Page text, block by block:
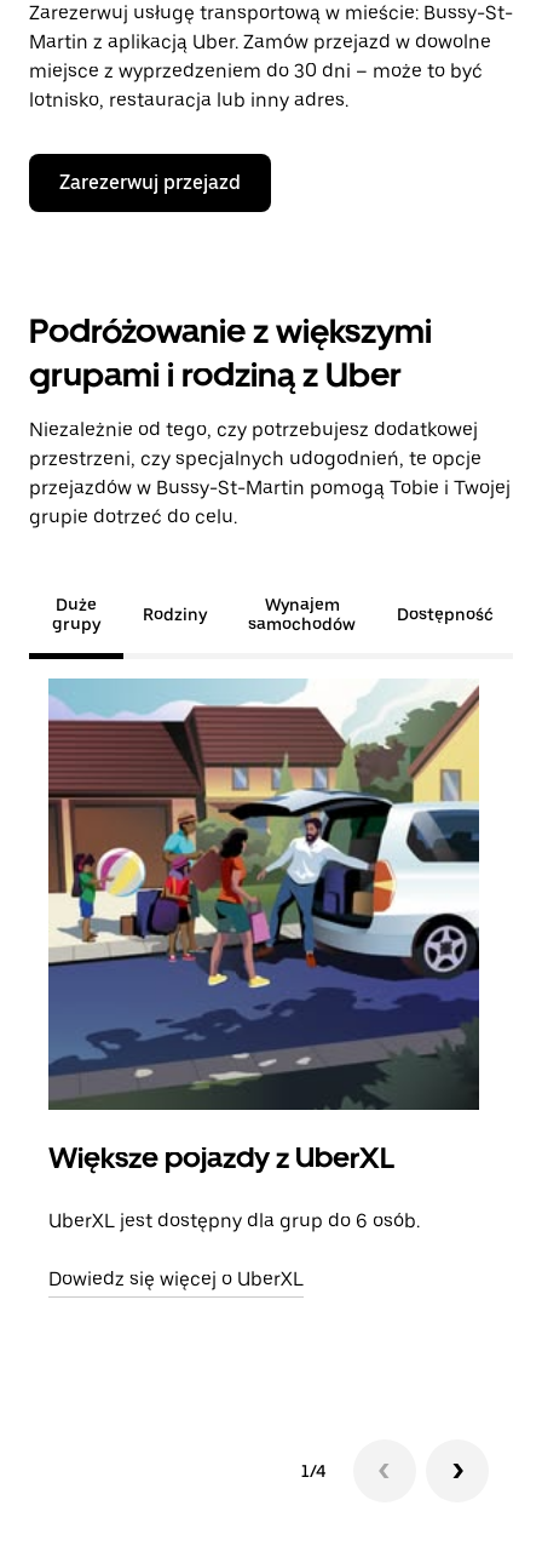
Zarezerwuj usługę transportową w mieście: Bussy-St-
Martin z aplikacją Uber. Zamów przejazd w dowolne
miejsce z wyprzedzeniem do 30 dni – może to być
lotnisko, restauracja lub inny adres.
Zarezerwuj przejazd
Podróżowanie z większymi
grupami i rodziną z Uber
Niezależnie od tego, czy potrzebujesz dodatkowej
przestrzeni, czy specjalnych udogodnień, te opcje
przejazdów w Bussy-St-Martin pomogą Tobie i Twojej
grupie dotrzeć do celu.
Duże
grupy
Rodziny
Wynajem
samochodów
Dostępność
Większe pojazdy z UberXL
UberXL jest dostępny dla grup do 6 osób.
Dowiedz się więcej o UberXL
1/4